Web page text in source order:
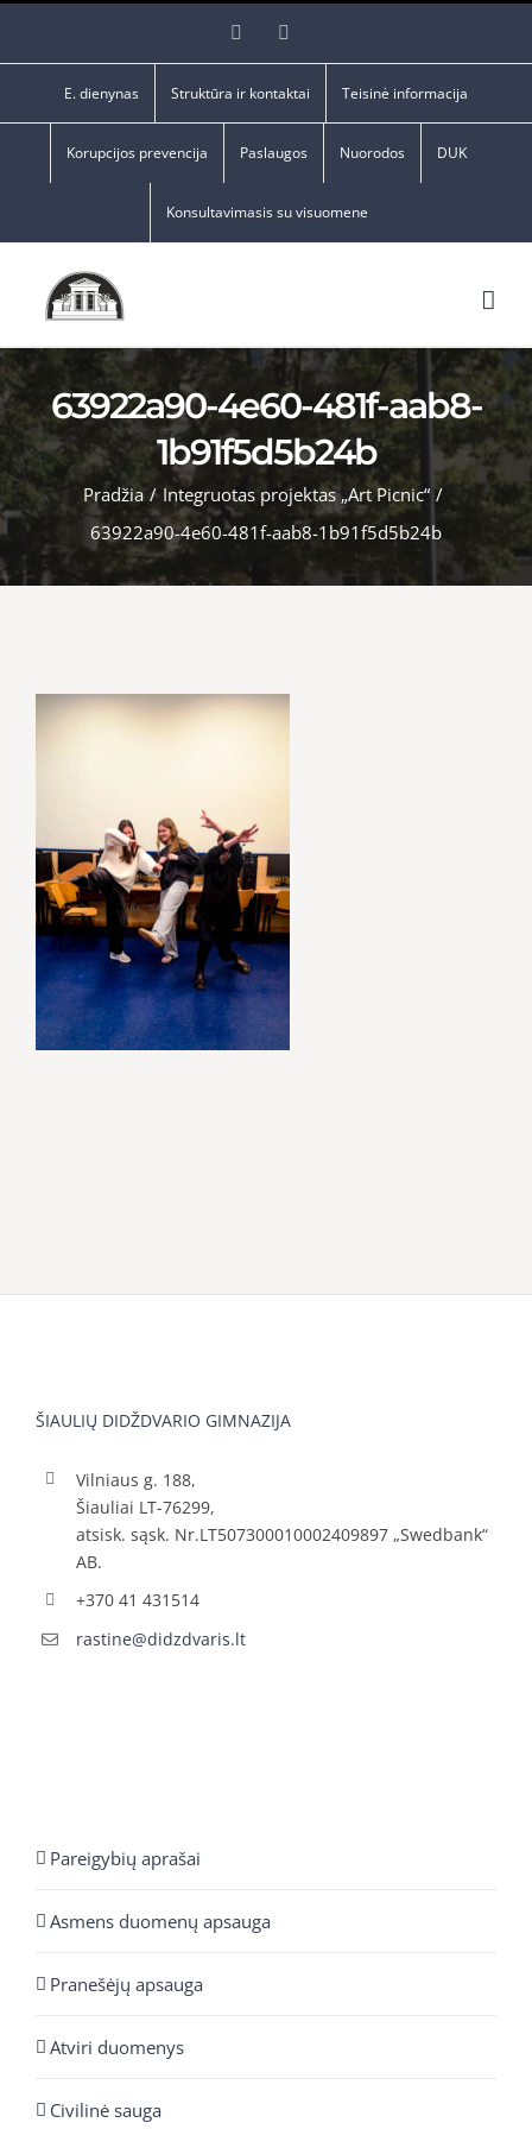
Facebook
E. dienynas Struktūra ir kontaktai Teisinė informacija
Korupcijos prevencija Paslaugos Nuorodos DUK
Konsultavimasis su visuomene
63922a90-4e60-481f-aab8-
1b91f5d5b24b
Pradžia / Integruotas projektas „Art Picnic“ /
63922a90-4e60-481f-aab8-1b91f5d5b24b
ŠIAULIŲ DIDŽDVARIO GIMNAZIJA
Vilniaus g. 188,
Šiauliai LT-76299,
atsisk. sąsk. Nr.LT507300010002409897 „Swedbank“
AB.
+370 41 431514
rastine@didzdvaris.lt
Pareigybių aprašai
Asmens duomenų apsauga
Pranešėjų apsauga
Atviri duomenys
Civilinė sauga